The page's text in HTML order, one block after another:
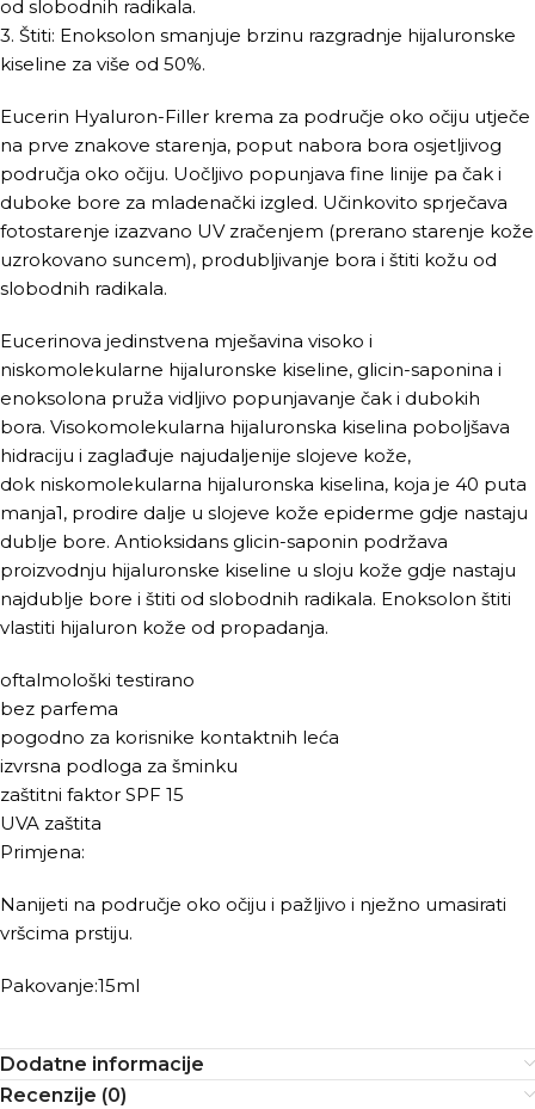
od slobodnih radikala.
3. Štiti: Enoksolon smanjuje brzinu razgradnje hijaluronske
kiseline za više od 50%.
Eucerin Hyaluron-Filler krema za područje oko očiju utječe
na prve znakove starenja, poput nabora bora osjetljivog
područja oko očiju. Uočljivo popunjava fine linije pa čak i
duboke bore za mladenački izgled. Učinkovito sprječava
fotostarenje izazvano UV zračenjem (prerano starenje kože
uzrokovano suncem), produbljivanje bora i štiti kožu od
slobodnih radikala.
Eucerinova jedinstvena mješavina visoko i
niskomolekularne hijaluronske kiseline, glicin-saponina i
enoksolona pruža vidljivo popunjavanje čak i dubokih
bora. Visokomolekularna hijaluronska kiselina poboljšava
hidraciju i zaglađuje najudaljenije slojeve kože,
dok niskomolekularna hijaluronska kiselina, koja je 40 puta
manja1, prodire dalje u slojeve kože epiderme gdje nastaju
dublje bore. Antioksidans glicin-saponin podržava
proizvodnju hijaluronske kiseline u sloju kože gdje nastaju
najdublje bore i štiti od slobodnih radikala. Enoksolon štiti
vlastiti hijaluron kože od propadanja.
oftalmološki testirano
bez parfema
pogodno za korisnike kontaktnih leća
izvrsna podloga za šminku
zaštitni faktor SPF 15
UVA zaštita
Primjena:
Nanijeti na područje oko očiju i pažljivo i nježno umasirati
vršcima prstiju.
Pakovanje:15ml
Dodatne informacije
Recenzije (0)